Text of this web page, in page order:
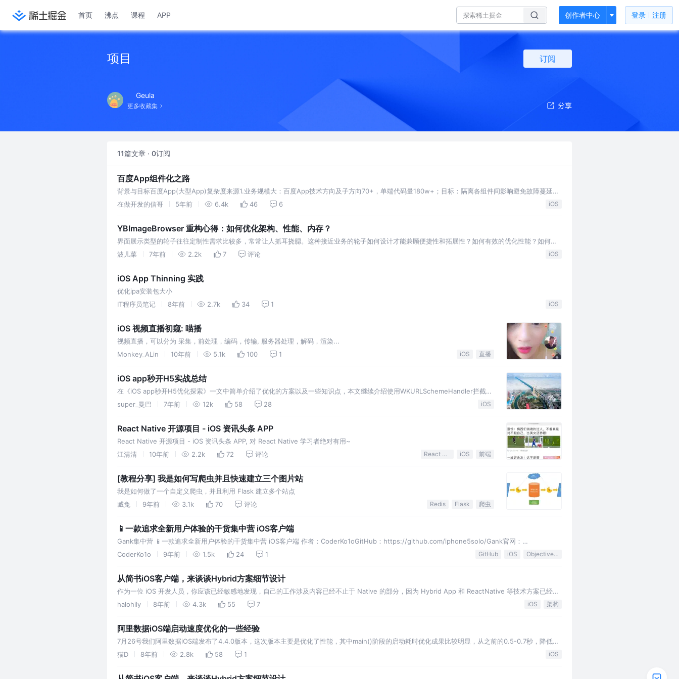
首页 沸点 课程 APP 创作者中心 登录 注册
项目 订阅
Geula
更多收藏集
11篇文章 · 0订阅
百度App组件化之路
背景与目标百度App(大型App)复杂度来源1.业务规模大：百度App技术方向及子方向70+，单端代码量180w+；目标：隔离各组件间影响避免故障蔓延，
并控制整体App的复杂度；2.团队规模大：有代码
在做开发的信哥 5年前 6.4k 46 6 iOS
YBImageBrowser 重构心得：如何优化架构、性能、内存？
界面展示类型的轮子往往定制性需求比较多，常常让人抓耳挠腮。这种接近业务的轮子如何设计才能兼顾便捷性和拓展性？如何有效的优化性能？如何控
制内存不至于 OOM ？本文以 YBImageBrowser 的重构为切入点，尽量抽象提炼，谈谈笔者对以上问题的思考。 YBImageBrows…
波儿菜 7年前 2.2k 7 评论 iOS
iOS App Thinning 实践
优化ipa安装包大小
IT程序员笔记
8年前 2.7k 34 1 iOS
iOS 视频直播初窥: 喵播
视频直播，可以分为 采集，前处理，编码，传输, 服务器处理，解码，渲染...
Monkey_ALin
10年前 5.1k 100 1 iOS 直播
iOS app秒开H5实战总结
在《iOS app秒开H5优化探索》一文中简单介绍了优化的方案以及一些知识点，本文继续介绍使用WKURLSchemeHandler拦截加
载离线包优化打开速度的一些细节以及注意事项，阅读本文前请先大概了解一下上篇文章的内容以及WKURLSchemeHandler的基
super_曼巴 7年前 12k 58 28 iOS
React Native 开源项目 - iOS 资讯头条 APP
React Native 开源项目 - iOS 资讯头条 APP, 对 React Native 学习者绝对有用~
江清清
10年前 2.2k 72 评论 React Native iOS 前端
[教程分享] 我是如何写爬虫并且快速建立三个图片站
我是如何做了一个自定义爬虫，并且利用 Flask 建立多个站点
臧兔
9年前 3.1k 70 评论 Redis Flask 爬虫
📱一款追求全新用户体验的干货集中营 iOS客户端
Gank集中营 📱一款追求全新用户体验的干货集中营 iOS客户端 作者：CoderKo1oGitHub：https://github.com/iphone5solo/Gank官网：
http://gank.io/ App Store 应用演示 应用截图 项目安装 1、切换到Po…
CoderKo1o 9年前 1.5k 24 1 GitHub iOS Objective-C
从简书iOS客户端，来谈谈Hybrid方案细节设计
作为一位 iOS 开发人员，你应该已经敏感地发现，自己的工作涉及内容已经不止于 Native 的部分，因为 Hybrid App 和 ReactNative 等技术方案已经不
仅仅是概念，越来越多的公司开始着手自己的 Hybrid 方案以及 ReactNative 本地化工作。 …
halohily 8年前 4.3k 55 7 iOS 架构
阿里数据iOS端启动速度优化的一些经验
7月26号我们阿里数据iOS端发布了4.4.0版本，这次版本主要是优化了性能，其中main()阶段的启动耗时优化成果比较明显，从之前的0.5-0.7秒，降低为
目前的0.1-0.2秒（main()第一行代码到didFinishLaunchingWithOptions最后一行代码的耗时），用户体验提升明显。在这里梳理一下优化的一些经验，
猫D 8年前 2.8k 58 1 iOS